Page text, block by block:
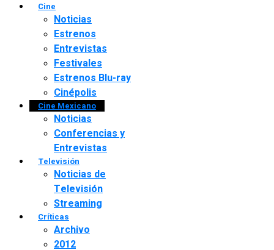
Cine
Noticias
Estrenos
Entrevistas
Festivales
Estrenos Blu-ray
Cinépolis
Cine Mexicano
Noticias
Conferencias y
Entrevistas
Televisión
Noticias de
Televisión
Streaming
Críticas
Archivo
2012